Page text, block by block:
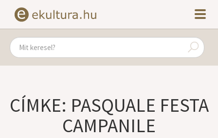
CÍMKE: PASQUALE FESTA
CAMPANILE